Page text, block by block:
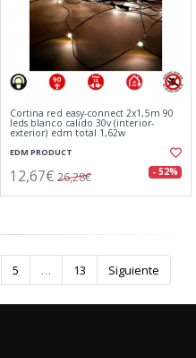
Cortina red easy-connect 2x1,5m 90
leds blanco calido 30v (interior-
exterior) edm total 1,62w
EDM PRODUCT
12,67€ 26,28€ - 52%
5 … 13 Siguiente